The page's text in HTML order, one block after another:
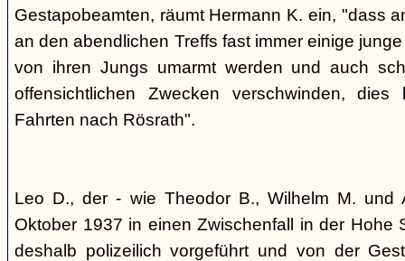
Gestapobeamten, räumt Hermann K. ein, "dass
an den abendlichen Treffs fast immer einige
von ihren Jungs umarmt werden und auch
offensichtlichen Zwecken verschwinden,
Fahrten nach Rösrath".
Leo D., der - wie Theodor B., Wilhelm M. und
Oktober 1937 in einen Zwischenfall in der Hohe
deshalb polizeilich vorgeführt und von der